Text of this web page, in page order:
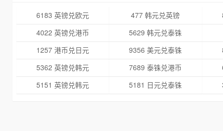
6183 英镑兑欧元 477 韩元兑英镑
4022 英镑兑港币
5629 韩元兑泰铢
1257 港币兑日元
9356 美元兑泰铢
5362 英镑兑韩元
7689 泰铢兑港币
5151 英镑兑韩元
5181 日元兑泰铢